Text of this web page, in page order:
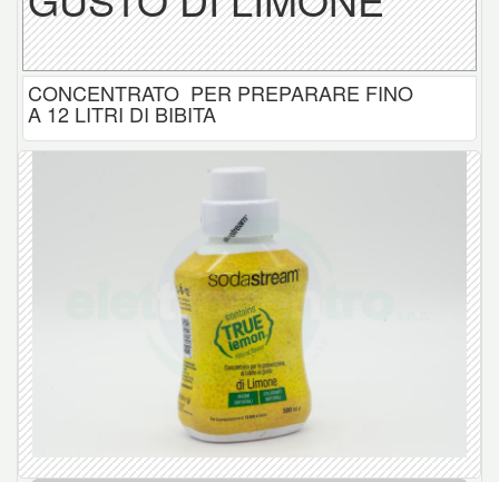
CONCENTRATO PER PREPARARE FINO
A 12 LITRI DI BIBITA